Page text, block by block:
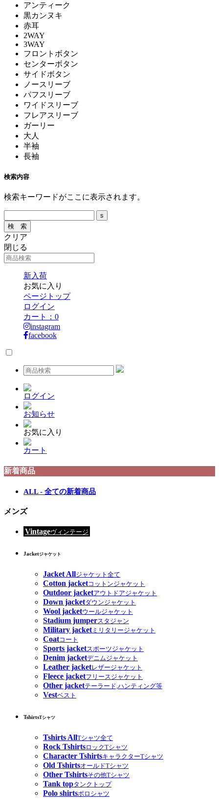
アンティーク
黒カンヌキ
赤耳
2WAY
3WAY
フロントボタン
センターボタン
サイドボタン
ノースリーブ
パフスリーブ
ワイドスリーブ
フレアスリーブ
ガーリー
大人
半袖
長袖
検索内容
検索キーワードがここに表示されます。
クリア
閉じる
新入荷
お気に入り
ページトップ
ログイン
カート： 0
instagram
facebook
ログイン
お知らせ
お気に入り
カート
新着商品
ALL - 全ての新着商品
メンズ
Vintageヴィンテージ
Jacketジャケット
Jacket Allジャケット全て
Cotton jacketコットンジャケット
Outdoor jacketアウトドアジャケット
Down jacketダウンジャケット
Wool jacketウールジャケット
Stadium jumperスタジャン
Military jacketミリタリージャケット
Coatコート
Sports jacketスポーツジャケット
Denim jacketデニムジャケット
Leather jacketレザージャケット
Fleece jacketフリースジャケット
Other jacketテーラード,ハンティング等
Vestベスト
TshirtsTシャツ
Tshirts AllTシャツ全て
Rock TshirtsロックTシャツ
Character TshirtsキャラクターTシャツ
Old TshirtsオールドTシャツ
Other Tshirtsその他Tシャツ
Tank topタンクトップ
Polo shirtsポロシャツ